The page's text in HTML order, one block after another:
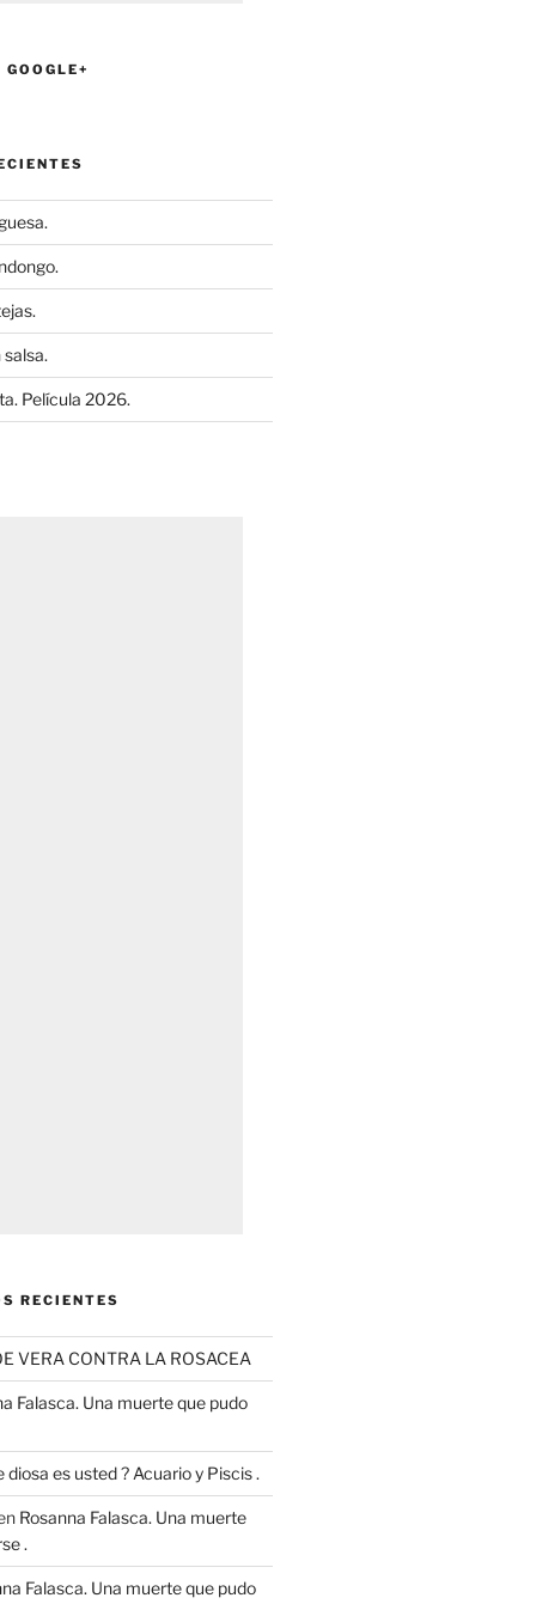
Película 2026.
RECIENTES
VERA CONTRA LA ROSACEA
Falasca. Una muerte que pudo
diosa es usted ? Acuario y Piscis .
Rosanna Falasca. Una muerte
.
Falasca. Una muerte que pudo